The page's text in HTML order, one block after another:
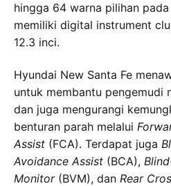
hingga 64 warna pilihan
memiliki digital instrument
12.3 inci.
Hyundai New Santa Fe
untuk membantu pengemudi
dan juga mengurangi
benturan parah melalui
Assist (FCA). Terdapat juga
Avoidance Assist (BCA),
Monitor(BVM), dan Rear